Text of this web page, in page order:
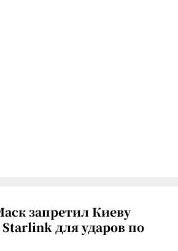
запретил Киеву
Starlink для ударов по